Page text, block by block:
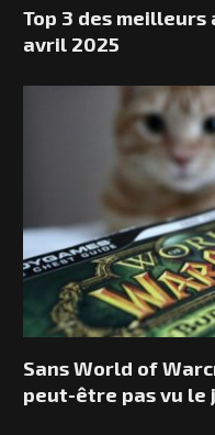
Top 3 des
avril 2025
Sans World of
peut-être pas vu le